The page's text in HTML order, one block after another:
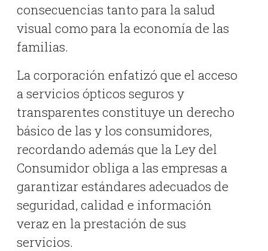
consecuencias tanto para la salud
visual como para la economía de las
familias.
La corporación enfatizó que el acceso
a servicios ópticos seguros y
transparentes constituye un derecho
básico de las y los consumidores,
recordando además que la Ley del
Consumidor obliga a las empresas a
garantizar estándares adecuados de
seguridad, calidad e información
veraz en la prestación de sus
servicios.